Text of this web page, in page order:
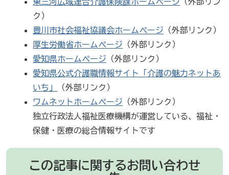
東三河広域連合介護保険課ホームページ （外部リン
ク）
豊川市社会福祉協議会ホームページ （外部リンク）
厚生労働省ホームページ （外部リンク）
愛知県ホームページ （外部リンク）
愛知県公式介護職情報サイト「介護の魅力ネットあ
いち」
（外部リンク）
ワムネットホームページ （外部リンク）
独立行政法人福祉医療機構が運営している、福祉・
保健・医療の総合情報サイトです
この記事に関するお問い合わせ